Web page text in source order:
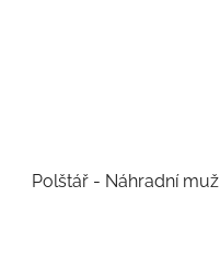
Polštář - Náhradní muž